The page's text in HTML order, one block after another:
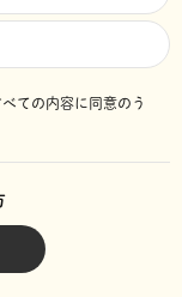
べての内容に同意のう